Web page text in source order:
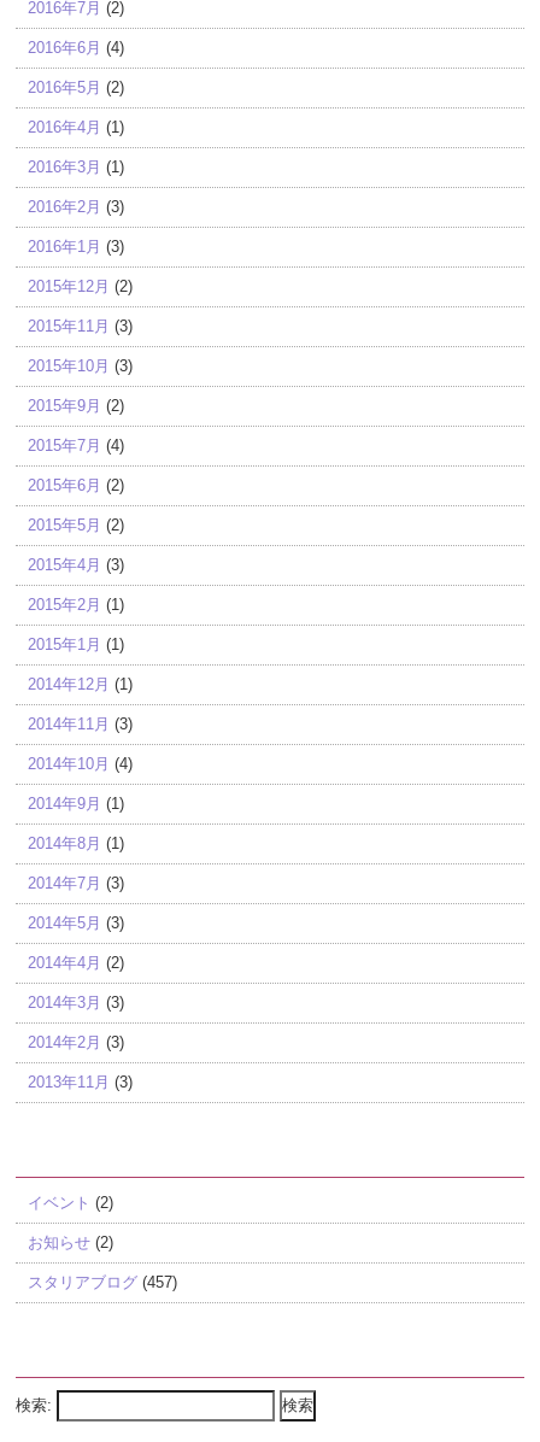
2016年7月 (2)
2016年6月 (4)
2016年5月 (2)
2016年4月 (1)
2016年3月 (1)
2016年2月 (3)
2016年1月 (3)
2015年12月 (2)
2015年11月 (3)
2015年10月 (3)
2015年9月 (2)
2015年7月 (4)
2015年6月 (2)
2015年5月 (2)
2015年4月 (3)
2015年2月 (1)
2015年1月 (1)
2014年12月 (1)
2014年11月 (3)
2014年10月 (4)
2014年9月 (1)
2014年8月 (1)
2014年7月 (3)
2014年5月 (3)
2014年4月 (2)
2014年3月 (3)
2014年2月 (3)
2013年11月 (3)
イベント (2)
お知らせ (2)
スタリアブログ (457)
検索: